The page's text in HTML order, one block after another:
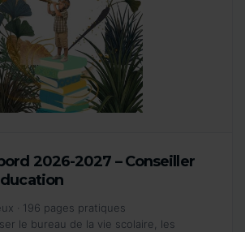
2026-2027 – Conseiller
· 196 pages pratiques
le bureau de la vie scolaire, les